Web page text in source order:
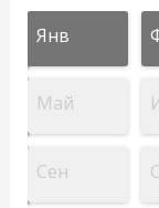
Янв
Май
Сен